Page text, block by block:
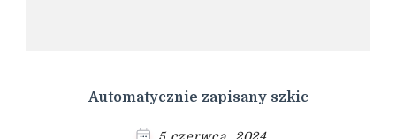
Automatycznie zapisany szkic